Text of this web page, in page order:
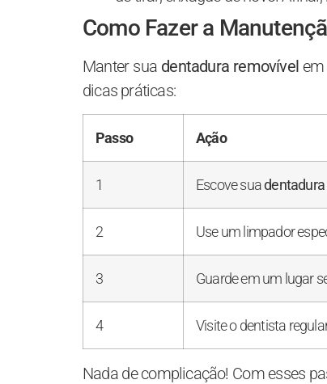
Como Fazer a
Manter sua dentadura removível em
dicas práticas:
Passo Ação
1 Escove suadentadura
2 Use um limpador
3 Guarde em um lugar
4 Visite o dentista
Nada de complicação! Com esses